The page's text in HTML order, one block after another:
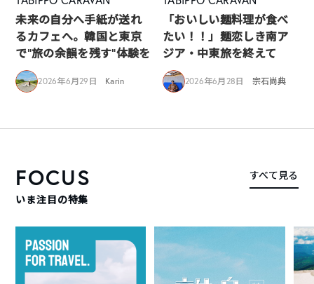
未来の自分へ手紙が送れ
るカフェへ。韓国と東京
で“旅の余韻を残す”体験を
2026年6月29日 Karin
「おいしい麺料理が食べ
たい！！」麺恋しき南ア
ジア・中東旅を終えて
2026年6月28日 宗石尚典
FOCUS
いま注目の特集
すべて見る